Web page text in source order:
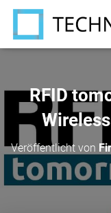
RFID
Veröffentlicht von